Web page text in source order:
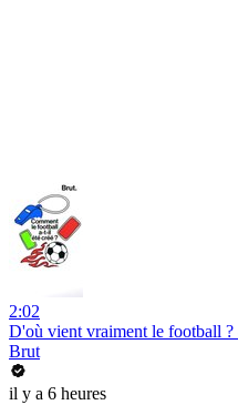
2:02
D'où vient vraiment le football
Brut
il y a 6 heures